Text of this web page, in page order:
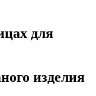
для
изделия